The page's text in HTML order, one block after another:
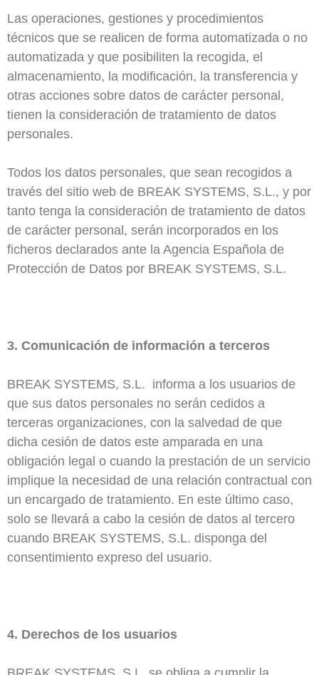
Las operaciones, gestiones y procedimientos
técnicos que se realicen de forma automatizada o no
automatizada y que posibiliten la recogida, el
almacenamiento, la modificación, la transferencia y
otras acciones sobre datos de carácter personal,
tienen la consideración de tratamiento de datos
personales.
Todos los datos personales, que sean recogidos a
través del sitio web de BREAK SYSTEMS, S.L., y por
tanto tenga la consideración de tratamiento de datos
de carácter personal, serán incorporados en los
ficheros declarados ante la Agencia Española de
Protección de Datos por BREAK SYSTEMS, S.L.
3. Comunicación de información a terceros
BREAK SYSTEMS, S.L. informa a los usuarios de
que sus datos personales no serán cedidos a
terceras organizaciones, con la salvedad de que
dicha cesión de datos este amparada en una
obligación legal o cuando la prestación de un servicio
implique la necesidad de una relación contractual con
un encargado de tratamiento. En este último caso,
solo se llevará a cabo la cesión de datos al tercero
cuando BREAK SYSTEMS, S.L. disponga del
consentimiento expreso del usuario.
4. Derechos de los usuarios